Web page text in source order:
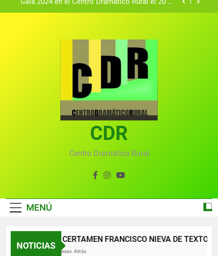
Gala 2024 en el Centro Dramático Rural el 20 de
convocado por el Centro Dramático Rural de Mira
(Cuenca)
Gala anual virtual del Centro Dramático Rural de
Gala del Centro Dramático Rural 2025
Gala 2024 en el Centro Dramático Rural el 20 de
Textos seleccionados en el VI Certamen
Francisco Nieva de piezas breves teatrales
convocado por el Centro Dramático Rural de Mira
Gala anual virtual del Centro Dramático Rural de
CDR
Centro Dramático Rural
MENÚ
NOTICIAS
XII CERTAMEN FRANCISCO NIEVA DE TEXTOS
2 Meses Atrás